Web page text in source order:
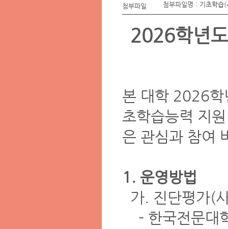
첨부파일 첨부파일명 : 기초학습
2026학년도
본 대학 2026학
초학습능력 지
은 관심과 참여
1. 운영방법
가. 진단평가(
- 한국전문대